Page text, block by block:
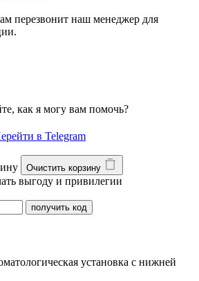
перезвонит наш менеджер для
как я могу вам помочь?
в Telegram
Очистить корзину
выгоду и привилегии
получить код
установка с нижней